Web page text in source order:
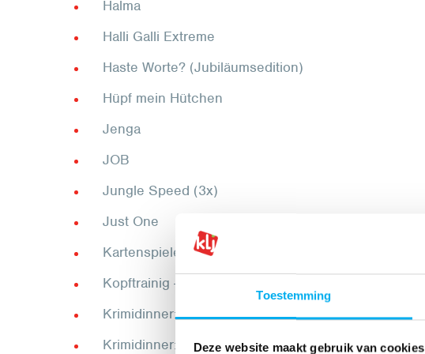
Toestemming
Deze website maakt gebruik van cookies
Halma
Halli Galli Extreme
Haste Worte? (Jubiläumsedition)
Hüpf mein Hütchen
Jenga
JOB
Jungle Speed (3x)
Just One
Kartenspiele
Kopftrainig - 100 knifflige Denkübungen
Krimidinner: Die zweifelhafte Welt der Märchen
Krimidinner: Geheimnis des Toten